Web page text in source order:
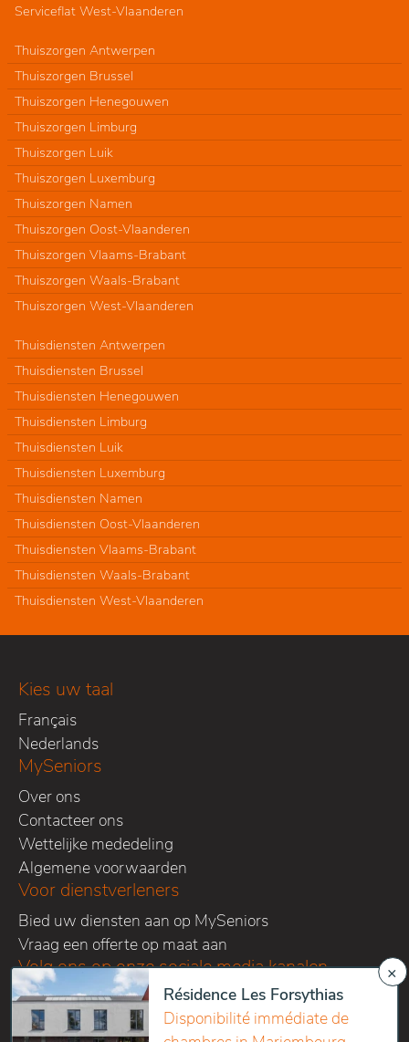
Serviceflat West-Vlaanderen
Thuiszorgen Antwerpen
Thuiszorgen Brussel
Thuiszorgen Henegouwen
Thuiszorgen Limburg
Thuiszorgen Luik
Thuiszorgen Luxemburg
Thuiszorgen Namen
Thuiszorgen Oost-Vlaanderen
Thuiszorgen Vlaams-Brabant
Thuiszorgen Waals-Brabant
Thuiszorgen West-Vlaanderen
Thuisdiensten Antwerpen
Thuisdiensten Brussel
Thuisdiensten Henegouwen
Thuisdiensten Limburg
Thuisdiensten Luik
Thuisdiensten Luxemburg
Thuisdiensten Namen
Thuisdiensten Oost-Vlaanderen
Thuisdiensten Vlaams-Brabant
Thuisdiensten Waals-Brabant
Thuisdiensten West-Vlaanderen
Kies uw taal
Français
Nederlands
MySeniors
Over ons
Contacteer ons
Wettelijke mededeling
Algemene voorwaarden
Voor dienstverleners
Bied uw diensten aan op MySeniors
Vraag een offerte op maat aan
Volg ons op onze sociale media kanalen
×
Résidence Les Forsythias
Disponibilité immédiate de